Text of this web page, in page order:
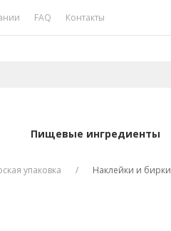
FAQ Контакты
Пищевые ингредиенты
упаковка Наклейки и бирки